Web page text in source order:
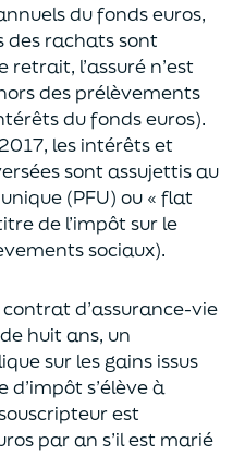
du fonds euros,
des rachats sont
retrait, l’assuré n’est
des prélèvements
du fonds euros).
les intérêts et
sont assujettis au
(PFU) ou « flat
de l’impôt sur le
sociaux).
d’assurance-vie
huit ans, un
sur les gains issus
d’impôts’élève à
est
par an s’il est marié